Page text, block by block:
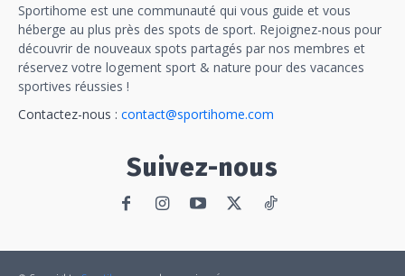
Sportihome est une communauté qui vous guide et vous
héberge au plus près des spots de sport. Rejoignez-nous pour
découvrir de nouveaux spots partagés par nos membres et
réservez votre logement sport & nature pour des vacances
sportives réussies !
Contactez-nous : contact@sportihome.com
Suivez-nous